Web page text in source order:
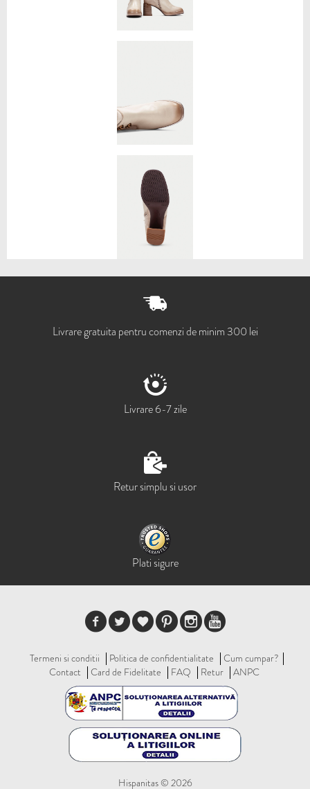
Livrare gratuita pentru comenzi de minim 300 lei
Livrare 6-7 zile
Retur simplu si usor
Plati sigure
Termeni si conditii Politica de confidentialitate
Cum cumpar?
Contact
Card de Fidelitate FAQ Retur ANPC
Hispanitas © 2026